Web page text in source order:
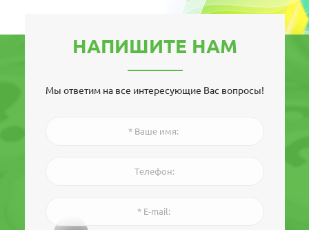
НАПИШИТЕ НАМ
Мы ответим на все интересующие Вас вопросы!